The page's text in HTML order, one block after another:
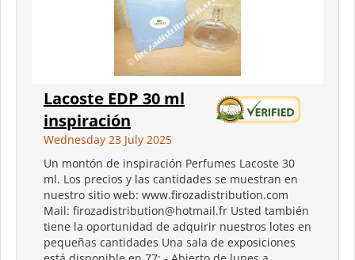
Lacoste EDP 30 ml
inspiración
Wednesday 23 July 2025
Un montón de inspiración Perfumes Lacoste 30
ml. Los precios y las cantidades se muestran en
nuestro sitio web: www.firozadistribution.com
Mail: firozadistribution@hotmail.fr Usted también
tiene la oportunidad de adquirir nuestros lotes en
pequeñas cantidades Una sala de exposiciones